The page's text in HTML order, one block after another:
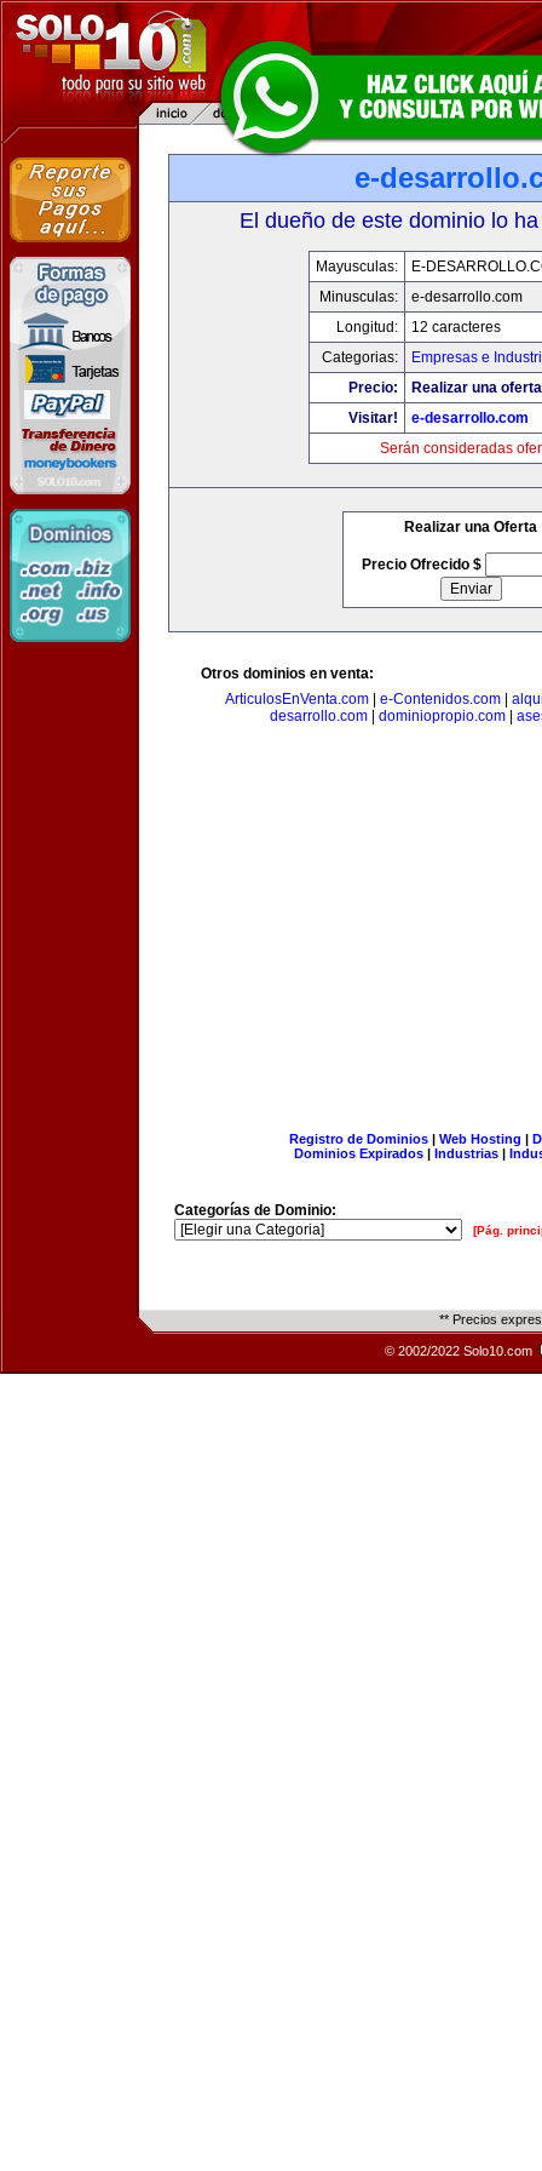
e-
El dueño de este dominio lo
Mayusculas:
E-
Minusculas:
e-desarrollo.com
Longitud:
12 caracteres
Categorias:
Empresas e
Precio:
Realizar una
Visitar!
e-desarrollo.com
Serán consideradas
Realizar una Oferta
Precio Ofrecido $
Otros dominios en venta:
ArticulosEnVenta.com| e-Contenidos.com|
desarrollo.com| dominiopropio.com|
Registro de Dominios| Web Hosting |
Dominios Expirados | Industrias |
Categorías de Dominio:
[Pág.
** Precios
© 2002/2022 Solo10.com